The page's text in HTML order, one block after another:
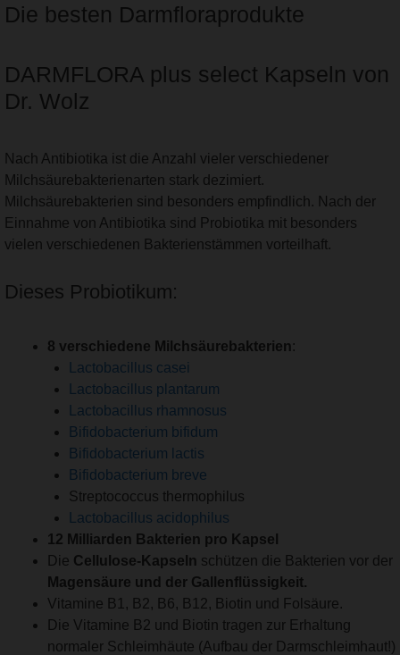
Die besten Darmfloraprodukte
DARMFLORA plus select Kapseln von
Dr. Wolz
Nach Antibiotika ist die Anzahl vieler verschiedener
Milchsäurebakterienarten stark dezimiert.
Milchsäurebakterien sind besonders empfindlich. Nach der
Einnahme von Antibiotika sind Probiotika mit besonders
vielen verschiedenen Bakterienstämmen vorteilhaft.
Dieses Probiotikum:
8 verschiedene Milchsäurebakterien :
Lactobacillus casei
Lactobacillus plantarum
Lactobacillus rhamnosus
Bifidobacterium bifidum
Bifidobacterium lactis
Bifidobacterium breve
Streptococcus thermophilus
Lactobacillus acidophilus
12 Milliarden Bakterien pro Kapsel
Die Cellulose-Kapseln schützen die Bakterien vor der
Magensäure und der Gallenflüssigkeit.
Vitamine B1, B2, B6, B12, Biotin und Folsäure.
Die Vitamine B2 und Biotin tragen zur Erhaltung
normaler Schleimhäute (Aufbau der Darmschleimhaut!)